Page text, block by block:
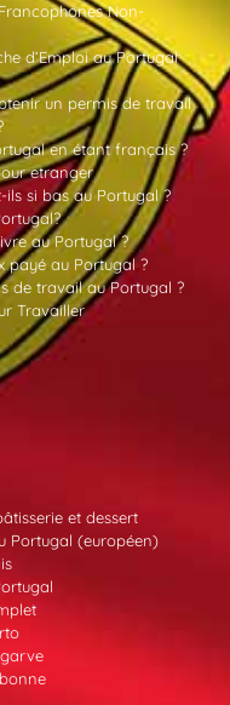
Non-
d’Emploi au Portugal
un permis de travail
en étant français ?
etranger
ils si bas au Portugal ?
au Portugal ?
payé au Portugal ?
de travail au Portugal ?
Travailler
et dessert
Portugal (européen)